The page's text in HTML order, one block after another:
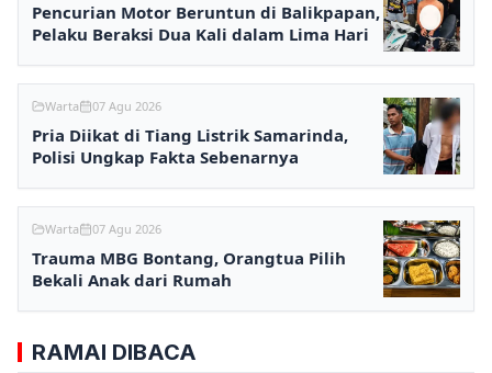
Pencurian Motor Beruntun di Balikpapan,
Pelaku Beraksi Dua Kali dalam Lima Hari
Warta 07 Agu 2026
Pria Diikat di Tiang Listrik Samarinda,
Polisi Ungkap Fakta Sebenarnya
Warta 07 Agu 2026
Trauma MBG Bontang, Orangtua Pilih
Bekali Anak dari Rumah
RAMAI DIBACA